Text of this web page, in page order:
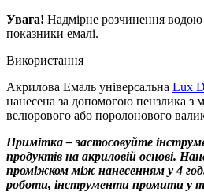
Увага! Надмірне розчинення водою
показники емалі.
Використання
Акрилова Емаль універсальна Lux
нанесена за допомогою пензлика з
велюрового або поролонового
Примітка – застосовуйте
продуктів на акриловій основі.
проміжком між нанесенням у 4
роботи, інструменти промити у